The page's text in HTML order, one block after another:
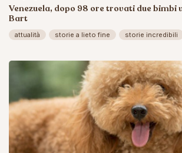
Venezuela, dopo 98 ore trovati due bimbi
Bart
attualità storie a lieto fine storie incredibili